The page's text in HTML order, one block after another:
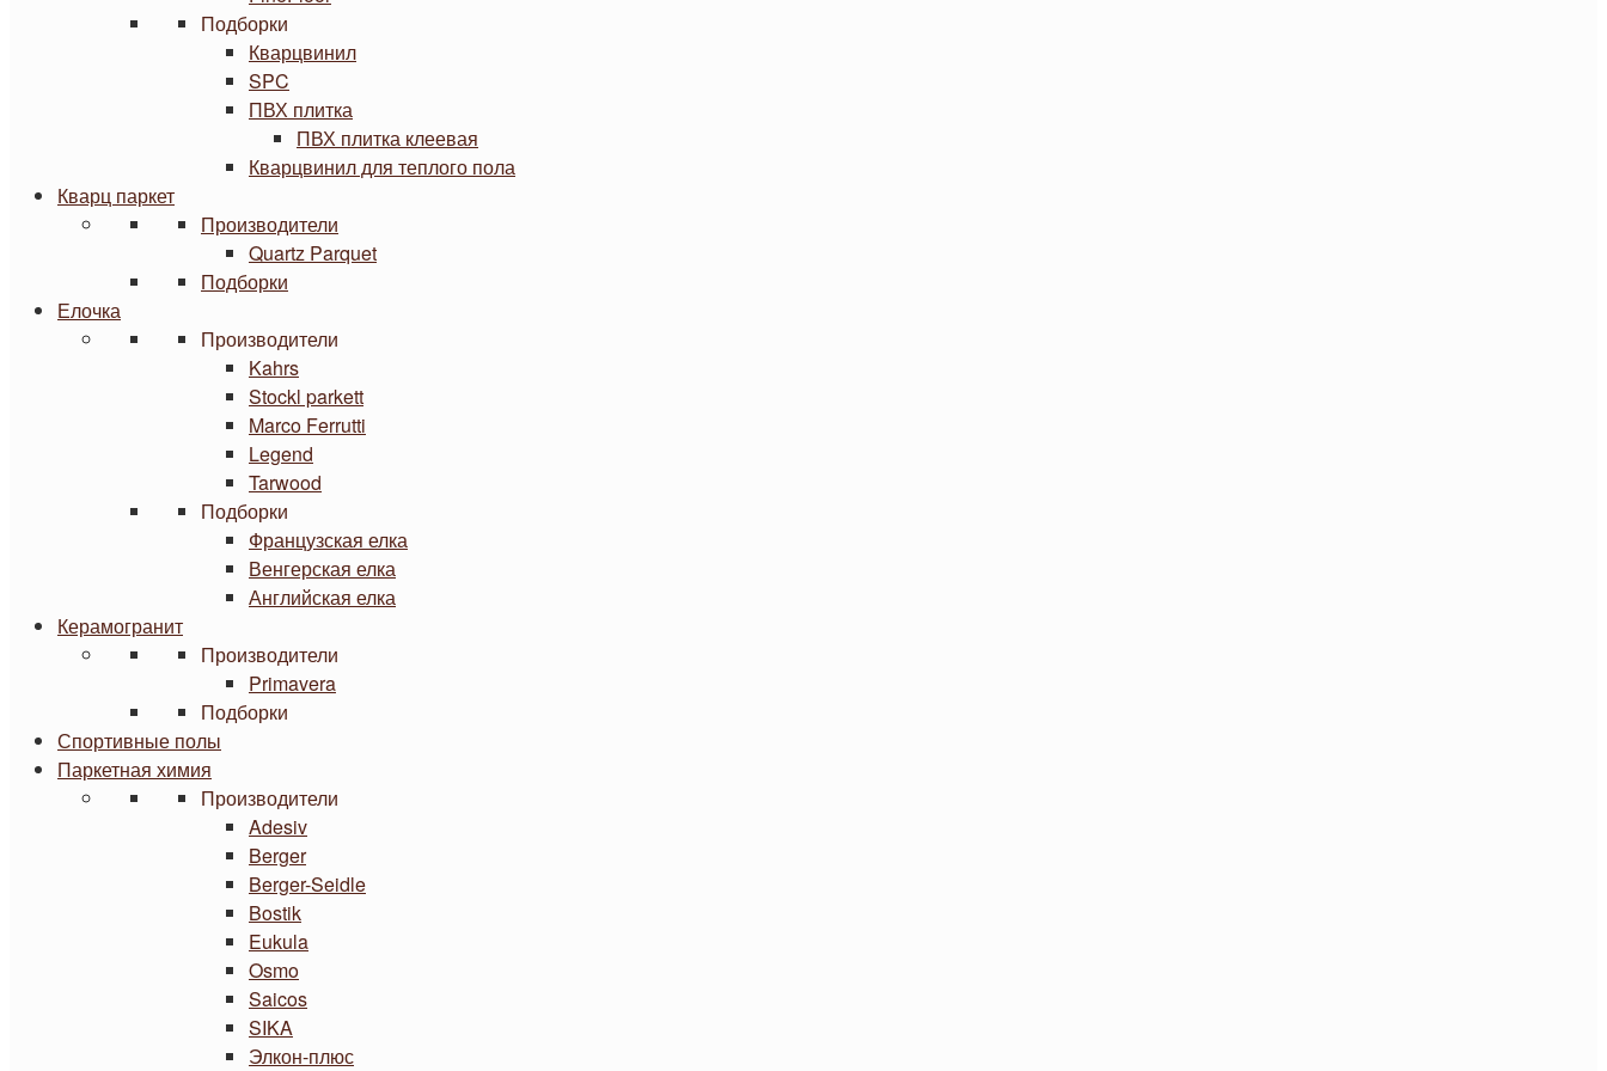
Подборки
Кварцвинил
SPC
ПВХ плитка
ПВХ плитка клеевая
Кварцвинил для теплого пола
Кварц паркет
Производители
Quartz Parquet
Подборки
Елочка
Производители
Kahrs
Stockl parkett
Marco Ferrutti
Legend
Tarwood
Подборки
Французская елка
Венгерская елка
Английская елка
Керамогранит
Производители
Primavera
Подборки
Спортивные полы
Паркетная химия
Производители
Adesiv
Berger
Berger-Seidle
Bostik
Eukula
Osmo
Saicos
SIKA
Элкон-плюс